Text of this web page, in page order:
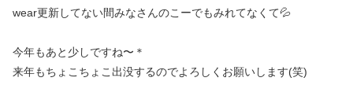
wear更新してない間みなさんのこーでもみれてなくて💦
今年もあと少しですね〜＊
来年もちょこちょこ出没するのでよろしくお願いします(笑)